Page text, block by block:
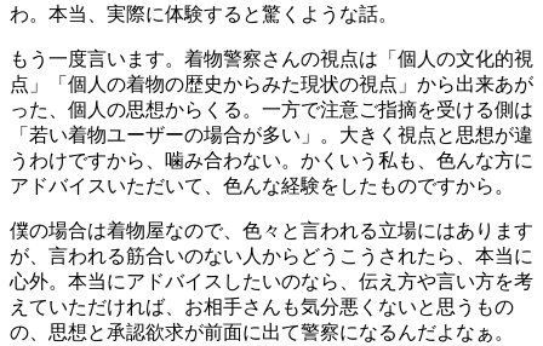
わ。本当、実際に体験すると驚くような話。
もう一度言います。着物警察さんの視点は「個人の文化的視
点」「個人の着物の歴史からみた現状の視点」から出来あが
った、個人の思想からくる。一方で注意ご指摘を受ける側は
「若い着物ユーザーの場合が多い」。大きく視点と思想が違
うわけですから、噛み合わない。かくいう私も、色んな方に
アドバイスいただいて、色んな経験をしたものですから。
僕の場合は着物屋なので、色々と言われる立場にはあります
が、言われる筋合いのない人からどうこうされたら、本当に
心外。本当にアドバイスしたいのなら、伝え方や言い方を考
えていただければ、お相手さんも気分悪くないと思うもの
の、思想と承認欲求が前面に出て警察になるんだよなぁ。